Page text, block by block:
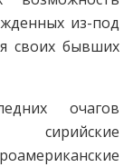
из-под
своих бывших
очагов
сирийские